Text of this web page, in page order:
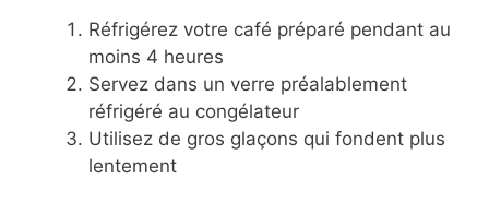
Réfrigérez votre café préparé pendant au
moins 4 heures
Servez dans un verre préalablement
réfrigéré au congélateur
Utilisez de gros glaçons qui fondent plus
lentement